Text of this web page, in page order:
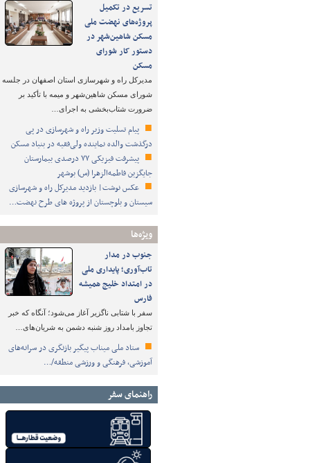
تسریع در تکمیل
پروژه‌های نهضت ملی
مسکن شاهین‌شهر در
دستور کار شورای
مسکن
مدیرکل راه و شهرسازی استان اصفهان در جلسه
شورای مسکن شاهین‌شهر و میمه با تأکید بر
ضرورت شتاب‌بخشی به اجرای…
پیام تسلیت وزیر راه و شهرسازی در پی
درگذشت والده نماینده ولی‌فقیه در بنیاد مسکن
پیشرفت فیزیکی ۷۷ درصدی بیمارستان
جایگزین فاطمه‌الزهرا (س) بوشهر
عکس نوشت| بازدید مدیرکل راه و شهرسازی
سیستان و بلوچستان از پروژه های طرح نهضت…
ویژه‌ها
جنوب در مدار
تاب‌آوری؛ پایداری ملی
در امتداد خلیج همیشه
فارس
سفر با شتابی ناگزیر آغاز می‌شود؛ آنگاه که خبر
تجاوز بامداد روز شنبه دشمن به شریان‌های…
ستاد ملی میناب پیگیر بازنگری در سرانه‌های
آموزشی، فرهنگی و ورزشی منطقه/…
راهنمای سفر